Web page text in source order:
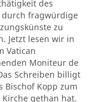
des
durch fragwürdige
zu
Jetzt lesen wir in
Vatican
Moniteur de
Schreiben billigt
Bischof Kopp zum
gethan hat.